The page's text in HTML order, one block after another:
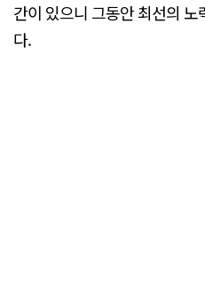
간이 있으니 그동안 최선의
다.